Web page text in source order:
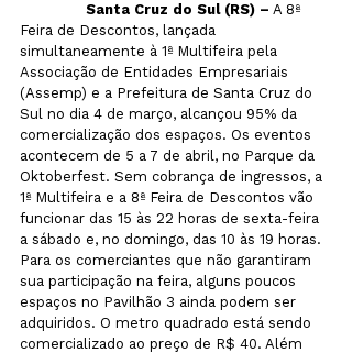
Santa Cruz do Sul (RS) – A 8ª
Feira de Descontos, lançada
simultaneamente à 1ª Multifeira pela
Associação de Entidades Empresariais
(Assemp) e a Prefeitura de Santa Cruz do
Sul no dia 4 de março, alcançou 95% da
comercialização dos espaços. Os eventos
acontecem de 5 a 7 de abril, no Parque da
Oktoberfest. Sem cobrança de ingressos, a
1ª Multifeira e a 8ª Feira de Descontos vão
funcionar das 15 às 22 horas de sexta-feira
a sábado e, no domingo, das 10 às 19 horas.
Para os comerciantes que não garantiram
sua participação na feira, alguns poucos
espaços no Pavilhão 3 ainda podem ser
adquiridos. O metro quadrado está sendo
comercializado ao preço de R$ 40. Além